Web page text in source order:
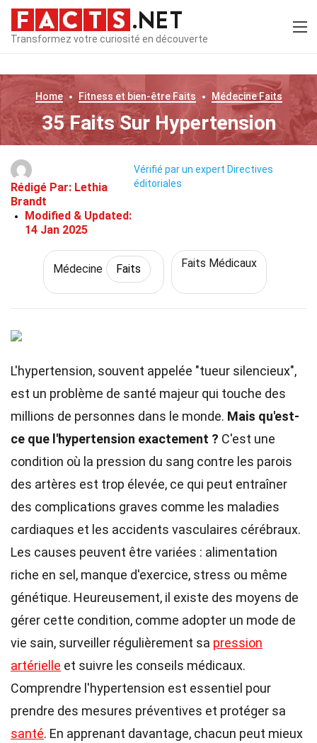
Transformez votre curiosité en découverte
Home Fitness et bien-êtreFaits MédecineFaits
35 Faits Sur Hypertension
Rédigé Par: Lethia
Brandt
Modified & Updated:
14 Jan 2025
Vérifié par un expert Directives
éditoriales
Médecine Faits Faits Médicaux
L'hypertension, souvent appelée "tueur silencieux",
est un problème de santé majeur qui touche des
millions de personnes dans le monde. Mais qu'est-
ce que l'hypertension exactement ? C'est une
condition où la pression du sang contre les parois
des artères est trop élevée, ce qui peut entraîner
des complications graves comme les maladies
cardiaques et les accidents vasculaires cérébraux.
Les causes peuvent être variées : alimentation
riche en sel, manque d'exercice, stress ou même
génétique. Heureusement, il existe des moyens de
gérer cette condition, comme adopter un mode de
vie sain, surveiller régulièrement sa pression
artérielle et suivre les conseils médicaux.
Comprendre l'hypertension est essentiel pour
prendre des mesures préventives et protéger sa
santé. En apprenant davantage, chacun peut mieux